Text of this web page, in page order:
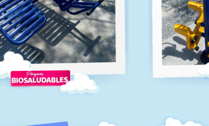
Biosaludables